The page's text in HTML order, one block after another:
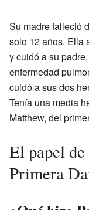
Su madre falleció
solo 12 años. Ella
y cuidó a su
enfermedad
cuidó a sus dos
Tenía una media
Matthew, del
El papel
Primera